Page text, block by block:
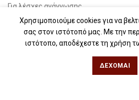
Για λέσχες ανάγνωσης
Για δημοσιογράφους
Για σχολεία
Χρησιμοποιούμε cookies για να
σας στον ιστότοπό μας. Με την
ιστότοπο, αποδέχεστε τη χρήση
ΔΈΧΟΜΑΙ